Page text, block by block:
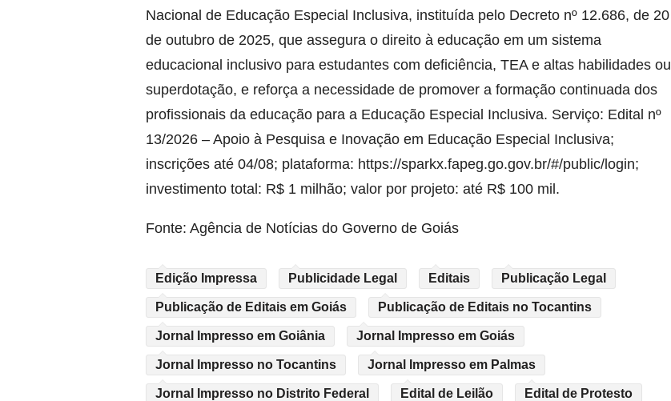
Nacional de Educação Especial Inclusiva, instituída pelo Decreto nº 12.686, de 20
de outubro de 2025, que assegura o direito à educação em um sistema
educacional inclusivo para estudantes com deficiência, TEA e altas habilidades ou
superdotação, e reforça a necessidade de promover a formação continuada dos
profissionais da educação para a Educação Especial Inclusiva. Serviço: Edital nº
13/2026 – Apoio à Pesquisa e Inovação em Educação Especial Inclusiva;
inscrições até 04/08; plataforma: https://sparkx.fapeg.go.gov.br/#/public/login;
investimento total: R$ 1 milhão; valor por projeto: até R$ 100 mil.
Fonte: Agência de Notícias do Governo de Goiás
Edição Impressa Publicidade Legal Editais Publicação Legal
Publicação de Editais em Goiás Publicação de Editais no Tocantins
Jornal Impresso em Goiânia Jornal Impresso em Goiás
Jornal Impresso no Tocantins Jornal Impresso em Palmas
Jornal Impresso no Distrito Federal Edital de Leilão Edital de Protesto